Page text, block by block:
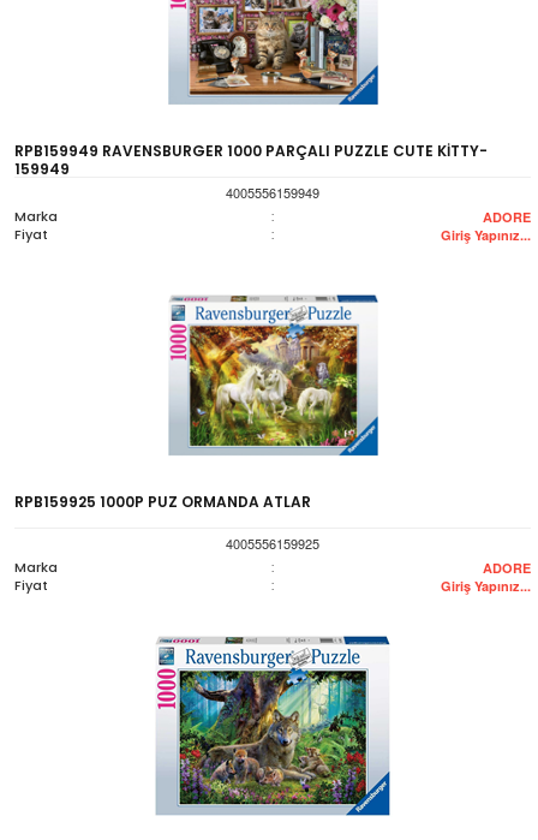
RPB159949 RAVENSBURGER 1000 PARÇALI PUZZLE CUTE KİTTY-
159949
4005556159949
Marka
: ADORE
Fiyat : Giriş Yapınız...
RPB159925 1000P PUZ ORMANDA ATLAR
4005556159925
Marka
: ADORE
Fiyat : Giriş Yapınız...